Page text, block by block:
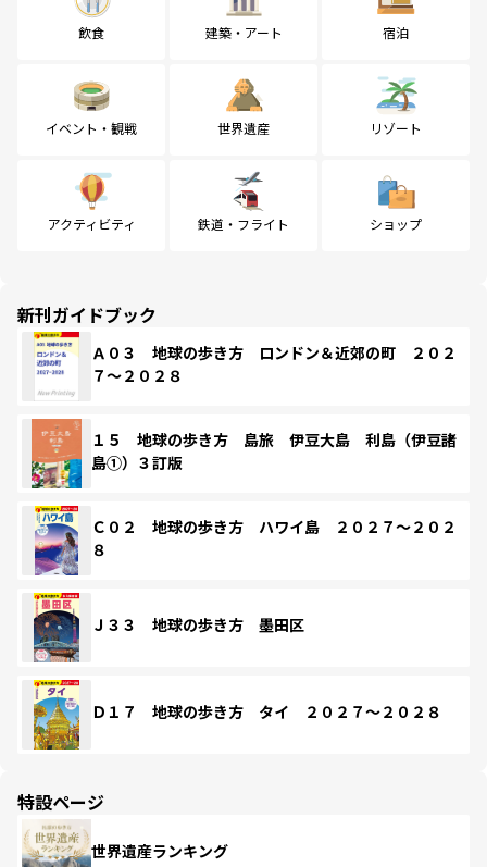
飲食 建築・アート 宿泊
イベント・観戦 世界遺産 リゾート
アクティビティ 鉄道・フライト ショップ
新刊ガイドブック
Ａ０３ 地球の歩き方 ロンドン＆近郊の町 ２０２
７～２０２８
１５ 地球の歩き方 島旅 伊豆大島 利島（伊豆諸
島①）３訂版
Ｃ０２ 地球の歩き方 ハワイ島 ２０２７～２０２
８
Ｊ３３ 地球の歩き方 墨田区
Ｄ１７ 地球の歩き方 タイ ２０２７～２０２８
特設ページ
世界遺産ランキング